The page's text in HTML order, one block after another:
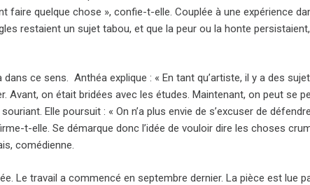
faire quelque chose », confie-t-elle. Couplée à une expérience
restaient un sujet tabou, et que la peur ou la honte
ce sens. Anthéa explique : « En tant qu’artiste, il y a des
Avant, on était bridées avec les études. Maintenant, on peut se
Elle poursuit : « On n’a plus envie de s’excuser de
t-elle. Se démarque donc l’idée de vouloir dire les choses
comédienne.
Le travail a commencé en septembre dernier. La pièce est lue